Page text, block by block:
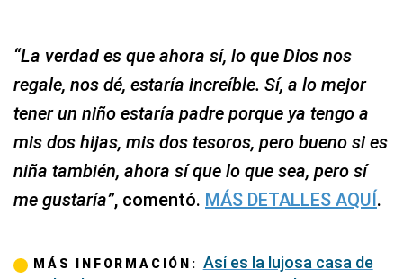
“La verdad es que ahora sí, lo que Dios nos
regale, nos dé, estaría increíble. Sí, a lo mejor
tener un niño estaría padre porque ya tengo a
mis dos hijas, mis dos tesoros, pero bueno si es
niña también, ahora sí que lo que sea, pero sí
me gustaría”, comentó. MÁS DETALLES AQUÍ .
MÁS INFORMACIÓN: Así es la lujosa casa de